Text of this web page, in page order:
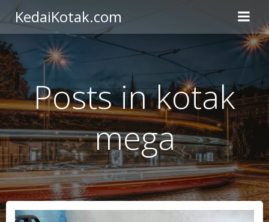
content
KedaiKotak.com
Posts in kotak
mega